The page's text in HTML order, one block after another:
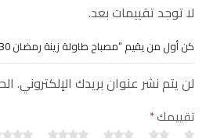
لا توجد تقييمات بعد.
كن أول من يقيم “مصباح طاولة زينة رمضان 30سم”
لن يتم نشر عنوان بريدك الإلكتروني.
تقييمك*